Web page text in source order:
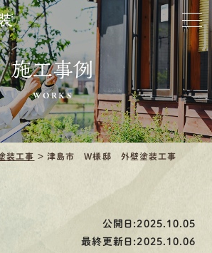
施工事例
WORKS
装工事 > 津島市 W様邸 外壁塗装工事
公開日:2025.10.05
最終更新日:2025.10.06